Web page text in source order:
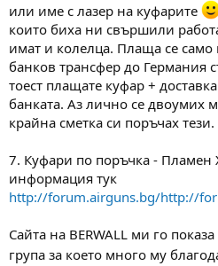
или име с лазер на куфарите
които биха ни свършили
имат и колелца. Плаща се само
банков трансфер до Германия
тоест плащате куфар +
банката. Аз лично се двоумих
крайна сметка си поръчах
7. Куфари по поръчка - Пламен
информация тук
http://forum.airguns.bg/http://
Сайта на BERWALL ми го
група за което много му